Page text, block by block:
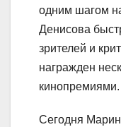
одним шагом
Денисова
зрителей и
награжден
кинопремиями.
Сегодня